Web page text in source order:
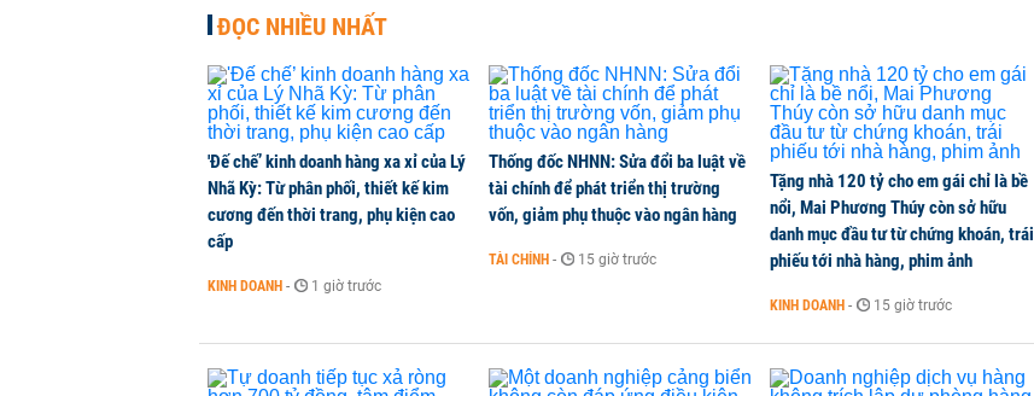
KINH DOANH - 1 phút trước
Trùm phân phối ô tô hạng sang lãi đậm khi chuyển hướng buôn xe VinFast
KINH DOANH - 1 phút trước
Chính phủ đề xuất Quốc hội cho tăng 86.100 tỷ đồng làm đường sắt Lào Cai - Hà Nội -
Hải Phòng
năm 2027
THỜI SỰ - 1 phút trước
ĐỌC NHIỀU NHẤT
'Đế chế’ kinh doanh hàng xa xỉ của Lý
Nhã Kỳ: Từ phân phối, thiết kế kim
cương đến thời trang, phụ kiện cao
cấp
KINH DOANH - 1 giờ trước
Thống đốc NHNN: Sửa đổi ba luật về
tài chính để phát triển thị trường
vốn, giảm phụ thuộc vào ngân hàng
TÀI CHÍNH - 15 giờ trước
Tặng nhà 120 tỷ cho em gái chỉ là bề
nổi, Mai Phương Thúy còn sở hữu
danh mục đầu tư từ chứng khoán, trái
phiếu tới nhà hàng, phim ảnh
KINH DOANH - 15 giờ trước